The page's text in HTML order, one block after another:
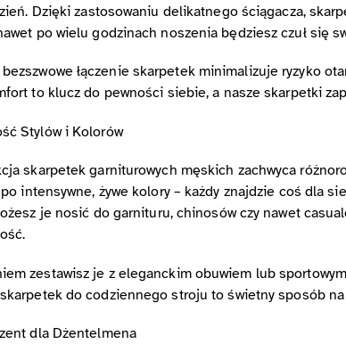
Dzięki zastosowaniu delikatnego ściągacza,
po wielu godzinach noszenia będziesz czuł się
łączenie skarpetek minimalizuje ryzyko
to klucz do pewności siebie, a nasze skarpetki
Stylów i Kolorów
skarpetek garniturowych męskich zachwyca
intensywne, żywe kolory – każdy znajdzie coś dla
je nosić do garnituru, chinosów czy nawet
zestawisz je z eleganckim obuwiem lub
do codziennego stroju to świetny sposób
dla Dżentelmena